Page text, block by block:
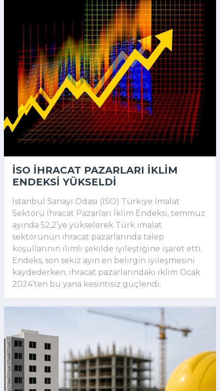
İSO İHRACAT PAZARLARI İKLIM
ENDEKSI YÜKSELDI
İstanbul Sanayi Odası (İSO) Türkiye İmalat
Sektörü İhracat Pazarları İklim Endeksi, temmuz
ayında 52,2’ye yükselerek Türk imalat
sektörünün ihracat pazarlarında talep
koşullarının ılımlı şekilde iyileştiğine işaret etti.
Endeks, son sekiz ayın en belirgin iyileşmesini
kaydederken, ihracat pazarlarındaki iklim Ocak
2024’ten bu yana kesintisiz güçlendi.